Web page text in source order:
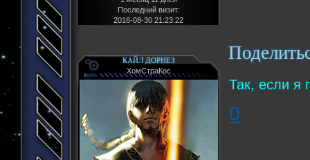
Последний визит:
2016-08-30 21:23:22
КАЙЛ ДОРНЕЗ
ХомСтраКос
Так, если я
0